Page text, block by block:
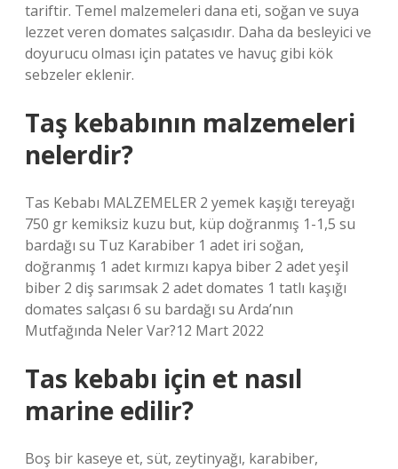
tariftir. Temel malzemeleri dana eti, soğan ve suya
lezzet veren domates salçasıdır. Daha da besleyici ve
doyurucu olması için patates ve havuç gibi kök
sebzeler eklenir.
Taş kebabının malzemeleri
nelerdir?
Tas Kebabı MALZEMELER 2 yemek kaşığı tereyağı
750 gr kemiksiz kuzu but, küp doğranmış 1-1,5 su
bardağı su Tuz Karabiber 1 adet iri soğan,
doğranmış 1 adet kırmızı kapya biber 2 adet yeşil
biber 2 diş sarımsak 2 adet domates 1 tatlı kaşığı
domates salçası 6 su bardağı su Arda’nın
Mutfağında Neler Var?12 Mart 2022
Tas kebabı için et nasıl
marine edilir?
Boş bir kaseye et, süt, zeytinyağı, karabiber,